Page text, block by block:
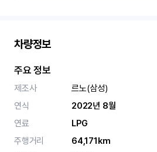
차량정보
주요 정보
제조사
르노(삼성)
연식
2022년 8월
연료
LPG
주행거리
64,171km